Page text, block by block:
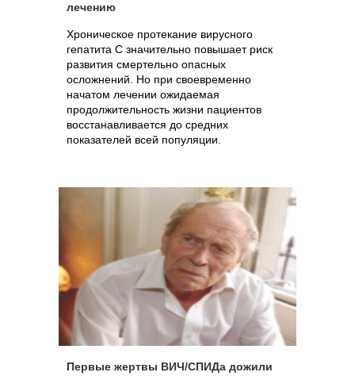
лечению
Хроническое протекание вирусного
гепатита С значительно повышает риск
развития смертельно опасных
осложнений. Но при своевременно
начатом лечении ожидаемая
продолжительность жизни пациентов
восстанавливается до средних
показателей всей популяции.
Первые жертвы ВИЧ/СПИДа дожили